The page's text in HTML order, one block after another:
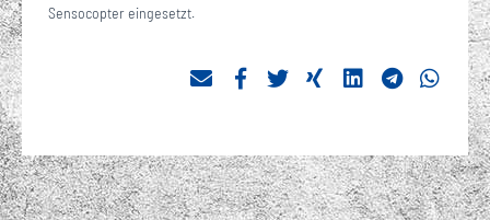
Sensocopter eingesetzt.